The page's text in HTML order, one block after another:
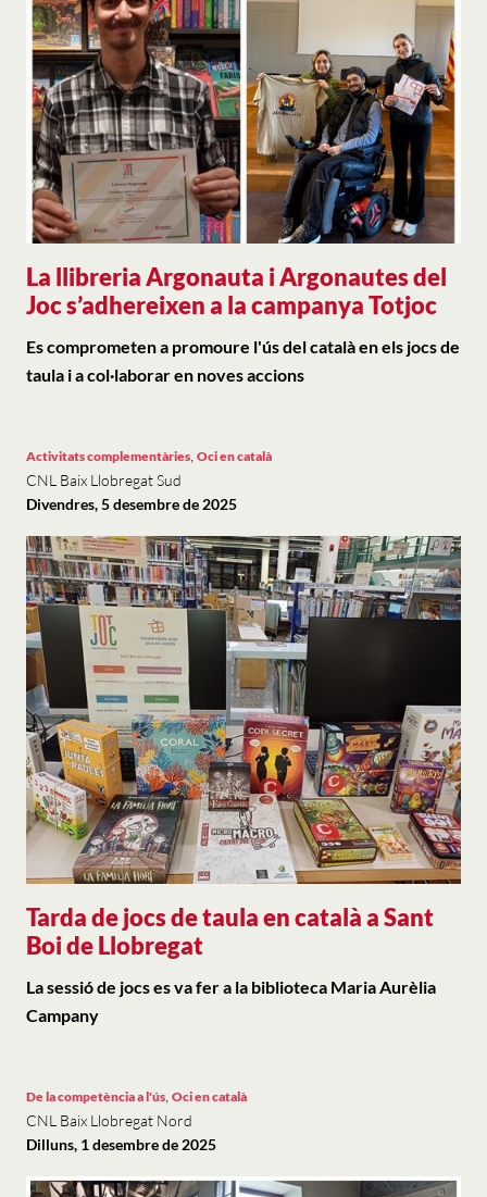
La llibreria Argonauta i Argonautes del
Joc s’adhereixen a la campanya Totjoc
Es comprometen a promoure l'ús del català en els jocs de
taula i a col·laborar en noves accions
Tarda de jocs de taula en català a Sant
Boi de Llobregat
Activitats complementàries, Oci en català
CNL Baix Llobregat Sud
Divendres, 5 desembre de 2025
La sessió de jocs es va fer a la biblioteca Maria Aurèlia
Campany
De la competència a l'ús, Oci en català
CNL Baix Llobregat Nord
Dilluns, 1 desembre de 2025